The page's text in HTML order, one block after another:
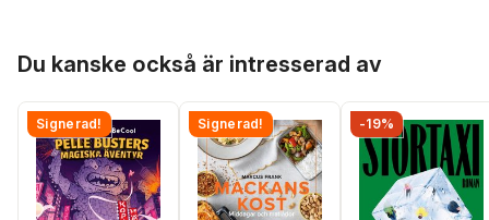
Du kanske också är intresserad av
Signerad! Signerad! -19%